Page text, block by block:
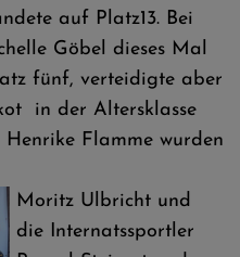
auf Platz13. Bei
Göbel dieses Mal
fünf, verteidigte aber
in der Altersklasse
Henrike Flamme wurden
Moritz Ulbricht und
die Internatssportler